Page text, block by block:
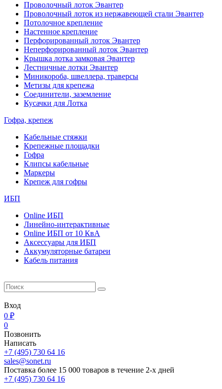
Проволочный лоток Эвантер
Проволочный лоток из нержавеющей стали Эвантер
Потолочное крепление
Настенное крепление
Перфорированный лоток Эвантер
Неперфорированный лоток Эвантер
Крышка лотка замковая Эвантер
Лестничные лотки Эвантер
Миникороба, швеллера, траверсы
Метизы для крепежа
Соединители, заземление
Кусачки для Лотка
Гофра, крепеж
Кабельные стяжки
Крепежные площадки
Гофра
Клипсы кабельные
Маркеры
Крепеж для гофры
ИБП
Online ИБП
Линейно-интерактивные
Online ИБП от 10 КвА
Aксессуары для ИБП
Аккумуляторные батареи
Кабель питания
Вход
0 ₽
0
Позвонить
Написать
+7 (495) 730 64 16
sales@sonet.ru
Поставка более 15 000 товаров в течение 2-х дней
+7 (495) 730 64 16